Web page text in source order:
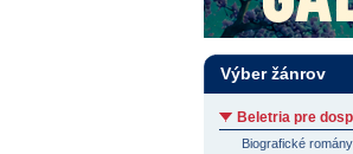
Výber žánrov
Beletria pre
Biografické romány